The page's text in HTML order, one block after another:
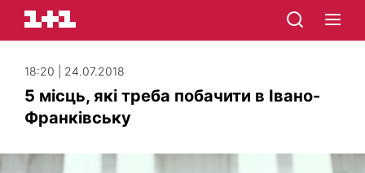
18:20 | 24.07.2018
5 місць, які треба побачити в Івано-
Франківську